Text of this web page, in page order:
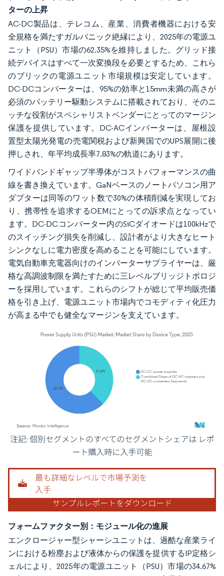
ターの上昇
AC-DC製品は、テレコム、産業、消費者機器における安
全規格を満たすガルバニック絶縁により、2025年の電源ユ
ニット（PSU）市場の62.35%を維持しました。グリッド接
続デバイスはすべて一次変換段を必要とするため、これら
のブリックの電源ユニット市場規模は安定しています。
DC-DCコンバーターは、95%の効率と15mm未満の高さが
必須のバッテリー駆動システムに搭載されており、そのニ
ッチな役割がスペシャリストベンダーにとってのマージン
保護を提供しています。DC-ACインバーターは、屋根設
置型太陽光発電の売電関税および新興国でのUPS展開に後
押しされ、年平均成長率7.83%の軌道にあります。
ワイドバンドギャップ半導体がコストパフォーマンスの曲
線を書き換えています。GaNベースのノートパソコン用ア
ダプターは同等のワット数で30%の体積削減を実現してお
り、携帯性を追求するOEMにとっての訴求点となってい
ます。DC-DCコンバーター内のSiCダイオードは100kHzで
のスイッチング損失を削減し、設計者がより大きなヒート
シンクなしに電力密度を高めることを可能にしています。
電気自動車充電器向けのインバーターサプライヤーは、厳
格な高調波制限を満たすために三レベルブリッジトポロジ
ーを採用しています。これらのシフトが総じて平均販売価
格を引き上げ、電源ユニット市場内でコモディティ化圧力
が高まる中でも健全なマージンを支えています。
画像 © Mordor Intelligence。再利用にはCC BY 4.0の表示が必要です。
フォームファクター別：モジュール化の進展
エンクロージャー型シャーシユニットは、過酷な産業ライ
ンにおける粉塵および液体からの保護を提供するIP定格シ
ェルにより、2025年の電源ユニット（PSU）市場の34.67%